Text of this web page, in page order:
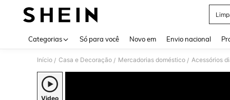
Categorias Só para você Novo em Envio nacional
Início / Casa e Decoração / Mercadorias doméstico / Acessórios
Video